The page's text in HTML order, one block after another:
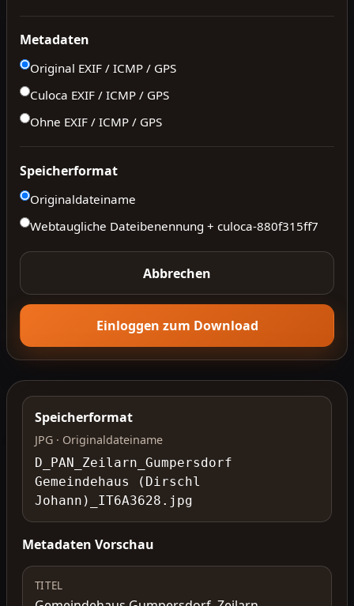
Metadaten
Original EXIF / ICMP / GPS
Culoca EXIF / ICMP / GPS
Ohne EXIF / ICMP / GPS
Speicherformat
Originaldateiname
Webtaugliche Dateibenennung + culoca-880f315ff7
Abbrechen
Einloggen zum Download
Speicherformat
JPG · Originaldateiname
D_PAN_Zeilarn_Gumpersdorf
Gemeindehaus (Dirschl
Johann)_IT6A3628.jpg
Metadaten Vorschau
TITEL